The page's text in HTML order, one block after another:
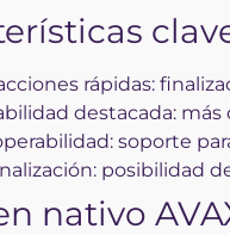
rápidas:
destacada: más
soporte
posibilidad
nativo